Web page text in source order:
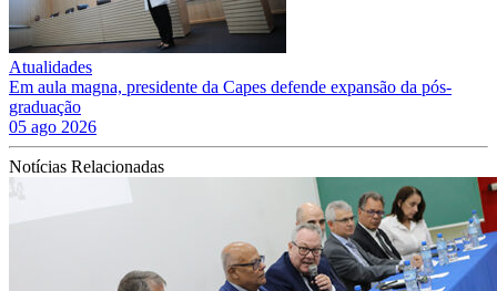
Atualidades
Em aula magna, presidente da Capes defende expansão da pós-
graduação
05 ago 2026
Notícias Relacionadas